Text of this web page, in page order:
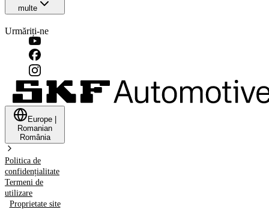
multe
Urmăriți-ne
Europe
Romanian
România
Politica de
confidențialitate
Termeni de
utilizare
Proprietate site